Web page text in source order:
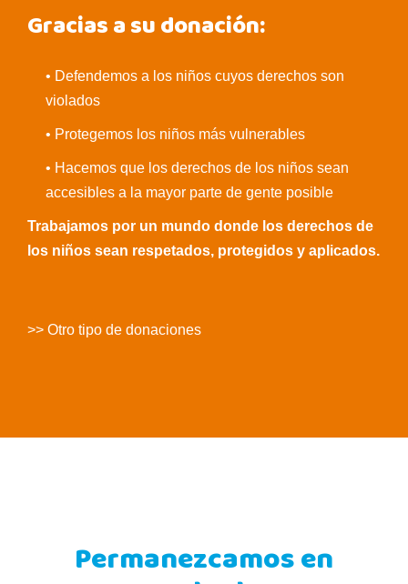
Gracias a su donación:
• Defendemos a los niños cuyos derechos son
violados
• Protegemos los niños más vulnerables
• Hacemos que los derechos de los niños sean
accesibles a la mayor parte de gente posible
Trabajamos por un mundo donde los derechos de
los niños sean respetados, protegidos y aplicados.
>> Otro tipo de donaciones
Permanezcamos en